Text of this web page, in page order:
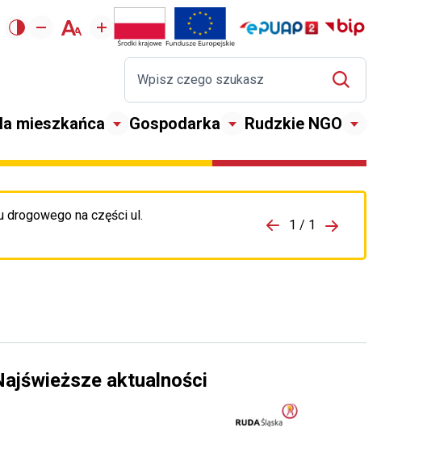
mieszkańca Gospodarka Rudzkie NGO
drogowego na części ul.
Przejdź do porzpedniego komunikatu 1 / 1
Przejdź do
aktualności